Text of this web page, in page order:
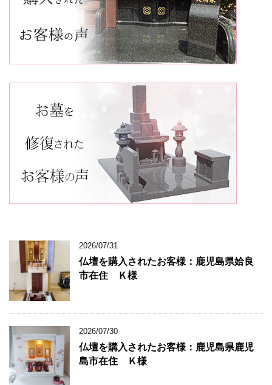
2026/07/31
仏壇を購入されたお客様：鹿児島県姶良
市在住 Ｋ様
2026/07/30
仏壇を購入されたお客様：鹿児島県鹿児
島市在住 Ｋ様